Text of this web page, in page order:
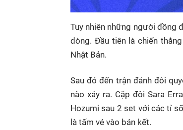
Tuy nhiên những người đồng
dòng. Đầu tiên là chiến
Nhật Bản.
Sau đó đến trận đánh đôi
nào xảy ra. Cặp đôi Sara
Hozumi sau 2 set với các tỉ
là tấm vé vào bán kết.